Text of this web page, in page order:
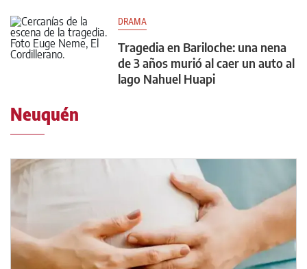
DRAMA
Tragedia en Bariloche: una nena
de 3 años murió al caer un auto al
lago Nahuel Huapi
Neuquén